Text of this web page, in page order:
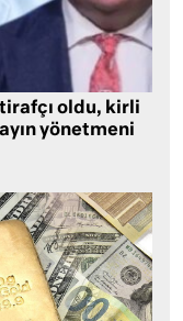
oldu, kirli
yönetmeni